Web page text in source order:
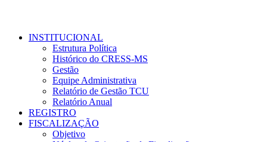
INSTITUCIONAL
Estrutura Política
Histórico do CRESS-MS
Gestão
Equipe Administrativa
Relatório de Gestão TCU
Relatório Anual
REGISTRO
FISCALIZAÇÃO
Objetivo